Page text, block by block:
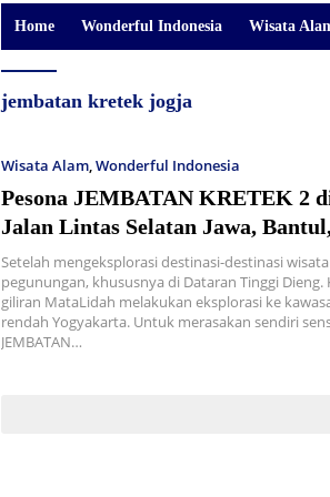
Home Wonderful Indonesia Wisata
jembatan kretek jogja
Wisata Alam,Wonderful Indonesia
Pesona JEMBATAN KRETEK 2
Jalan Lintas Selatan Jawa,
Yogyakarta
Setelah mengeksplorasi destinasi-destinasi
pegunungan, khususnya di Dataran Tinggi Dieng.
giliran MataLidah melakukan eksplorasi ke
rendah Yogyakarta. Untuk merasakan sendiri
JEMBATAN…